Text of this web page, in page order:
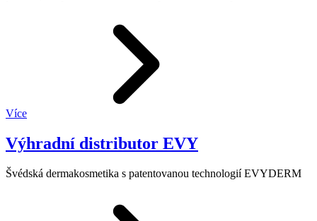
Více
Výhradní distributor EVY
Švédská dermakosmetika s patentovanou technologií EVYDERM